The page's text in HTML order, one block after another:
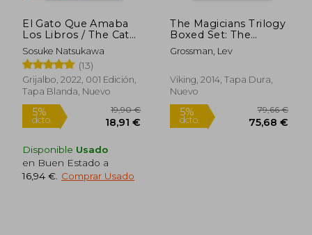
5% 18,00 € 5%
El Gato Que Amaba
Los Libros / The Cat
Who Saved Books
Sosuke Natsukawa
(13)
Grijalbo, 2022, 001 Edición,
Tapa Blanda, Nuevo
Disponible Usado
en Buen Estado a
16,94 € Comprar Usado
The Magicians Trilogy
Boxed Set: The
Magicians; The
Magician King; The
Inglés)
Grossman, Lev
Viking, 2014, Tapa Dura,
Nuevo